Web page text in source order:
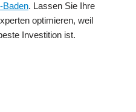
Baden. Lassen Sie Ihre
optimieren, weil
Investition ist.